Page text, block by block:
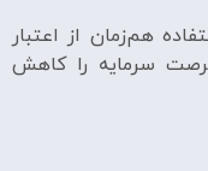
هم‌زمان از اعتبار
سرمایه را کاهش